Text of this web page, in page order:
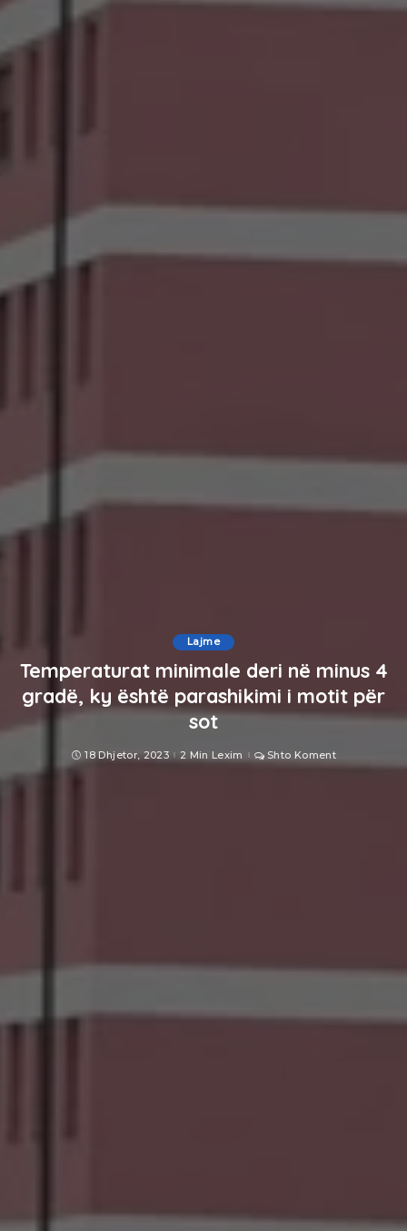
Lajme
Temperaturat minimale deri në minus 4
gradë, ky është parashikimi i motit për
sot
18 Dhjetor, 2023 2 Min Lexim Shto Koment